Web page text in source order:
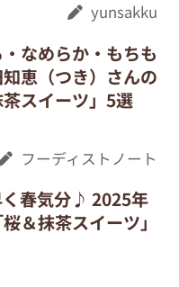
yunsakku
なめらか・もちも
恵（つき）さんの
スイーツ」5選
フーディストノート
く春気分♪ 2025年
＆抹茶スイーツ」